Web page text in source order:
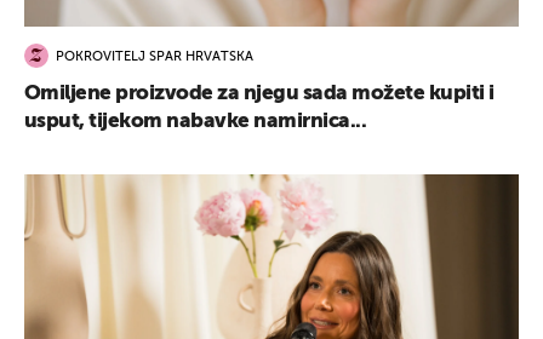
POKROVITELJ SPAR HRVATSKA
Omiljene proizvode za njegu sada možete kupiti i
usput, tijekom nabavke namirnica...